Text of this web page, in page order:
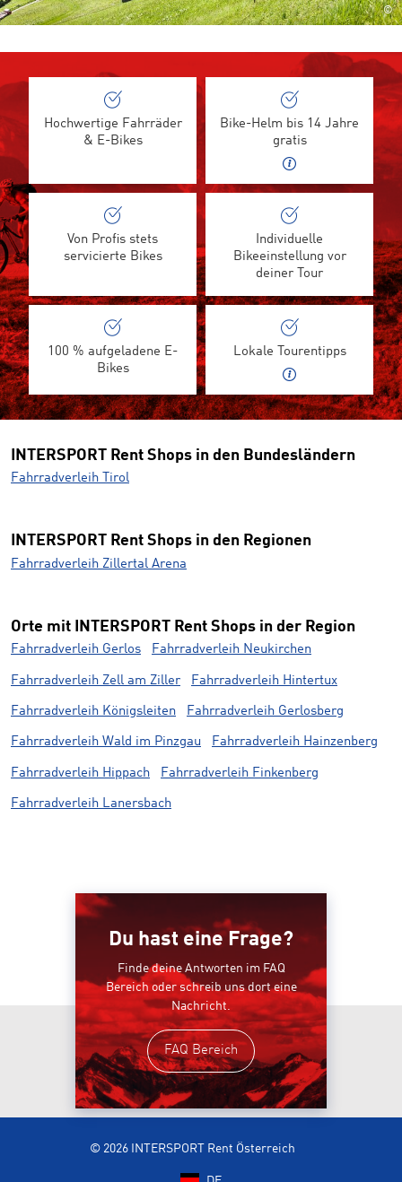
©
Hochwertige Fahrräder
& E-Bikes
Bike-Helm bis 14 Jahre
gratis
Von Profis stets
servicierte Bikes
Individuelle
Bikeeinstellung vor
deiner Tour
100 % aufgeladene E-
Bikes
Lokale Tourentipps
INTERSPORT Rent Shops in den Bundesländern
Fahrradverleih Tirol
INTERSPORT Rent Shops in den Regionen
Fahrradverleih Zillertal Arena
Orte mit INTERSPORT Rent Shops in der Region
Fahrradverleih Gerlos Fahrradverleih Neukirchen
Fahrradverleih Zell am Ziller Fahrradverleih Hintertux
Fahrradverleih Königsleiten Fahrradverleih Gerlosberg
Fahrradverleih Wald im Pinzgau Fahrradverleih Hainzenberg
Fahrradverleih Hippach Fahrradverleih Finkenberg
Fahrradverleih Lanersbach
Du hast eine Frage?
Finde deine Antworten im FAQ
Bereich oder schreib uns dort eine
Nachricht.
FAQ Bereich
© 2026 INTERSPORT Rent Österreich